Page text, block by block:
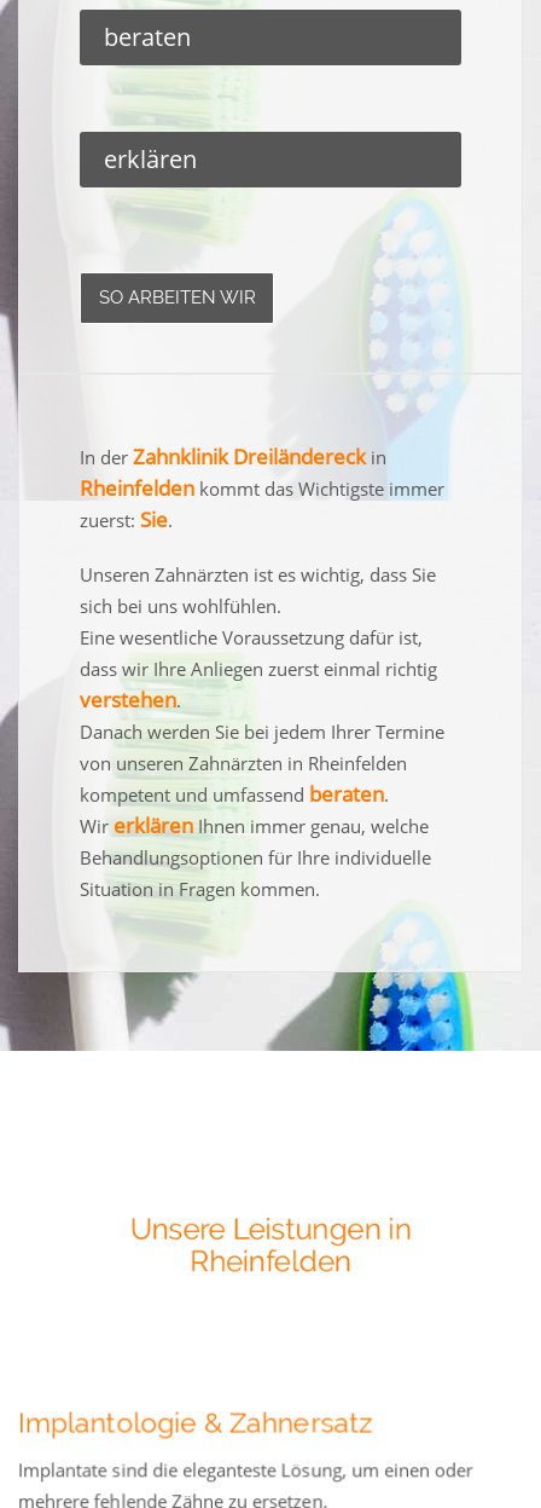
beraten
erklären
SO ARBEITEN WIR
In derZahnklinik Dreiländereckin
Rheinfelden kommt das Wichtigste immer
zuerst:Sie.
Unseren Zahnärzten ist es wichtig, dass Sie
sich bei uns wohlfühlen.
Eine wesentliche Voraussetzung dafür ist,
dass wir Ihre Anliegen zuerst einmal richtig
verstehen.
Danach werden Sie bei jedem Ihrer Termine
von unseren Zahnärzten in Rheinfelden
kompetent und umfassend beraten.
Wir erklären Ihnen immer genau, welche
Behandlungsoptionen für Ihre individuelle
Situation in Fragen kommen.
Unsere Leistungen in
Rheinfelden
Implantologie & Zahnersatz
Implantate sind die eleganteste Lösung, um einen oder
mehrere fehlende Zähne zu ersetzen.